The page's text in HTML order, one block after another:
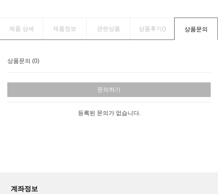
제품 상세 제품정보 관련상품 상품후기() 상품문의
상품문의 (0)
문의하기
등록된 문의가 없습니다.
계좌정보